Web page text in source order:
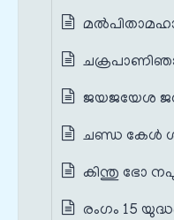
ജയജയേശ
ചണ്ഡ കേൾ
കിന്തു ഭോ
രംഗം 15